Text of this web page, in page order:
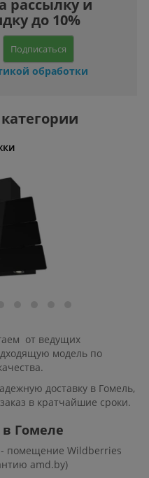
рассылку и
до 10%
Подписаться
обработки
от ведущих
модель по
доставку в Гомель,
в кратчайшие сроки.
Гомеле
помещение Wildberries
amd.by)